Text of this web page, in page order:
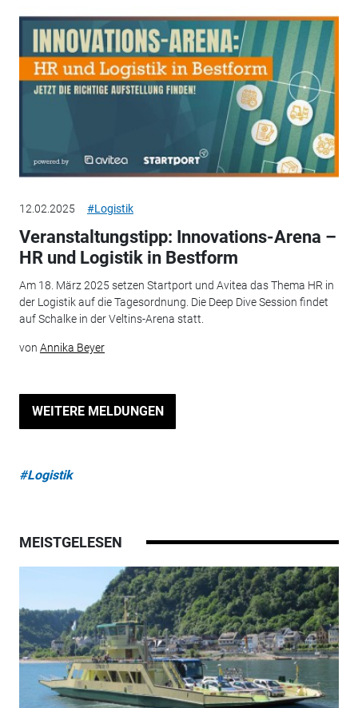
12.02.2025 #Logistik
Veranstaltungstipp: Innovations-Arena –
HR und Logistik in Bestform
Am 18. März 2025 setzen Startport und Avitea das Thema HR in
der Logistik auf die Tagesordnung. Die Deep Dive Session findet
auf Schalke in der Veltins-Arena statt.
von Annika Beyer
WEITERE MELDUNGEN
#Logistik
MEISTGELESEN